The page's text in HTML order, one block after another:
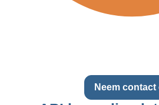
Neem contact